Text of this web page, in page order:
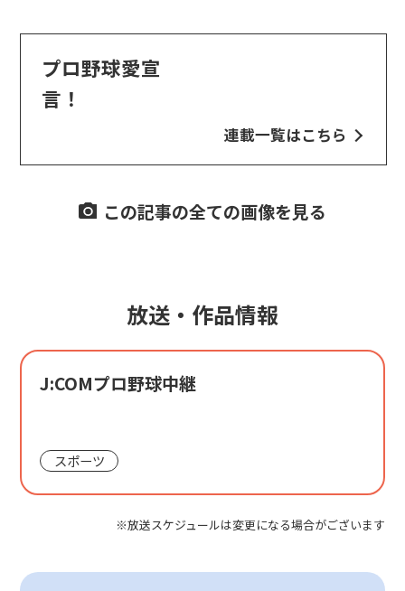
プロ野球愛宣
言！
連載一覧はこちら
この記事の全ての画像を見る
放送・作品情報
J:COMプロ野球中継
スポーツ
※放送スケジュールは変更になる場合がございます